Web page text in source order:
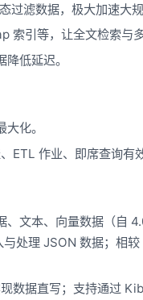
滤数据，极大加速大规
引等，让全文检索与多
低延迟。
化。
ETL 作业、即席查询有
、文本、向量数据（自
处理 JSON 数据；相
据直写；支持通过